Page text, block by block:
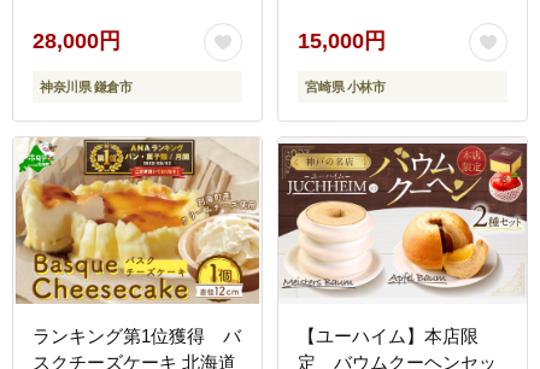
舗 詰め合わせ 定番 名物
28,000円
神奈川県 鎌倉市
15,000円
宮崎県 小林市
ランキング第1位獲得 バ
スクチーズケーキ 北海道
【ユーハイム】本店限
定 バウムクーヘンセッ